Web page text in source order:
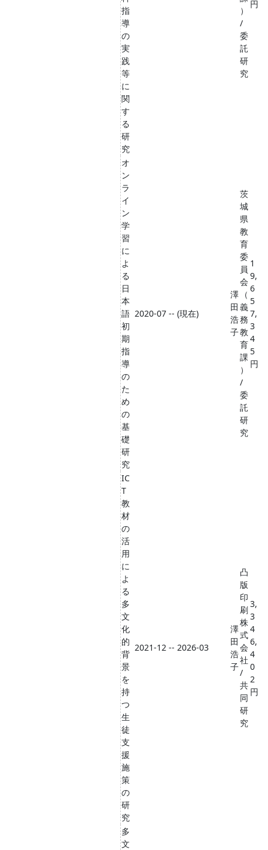
指
導
の
実
践
等
に
関
す
る
研
究
）
/
委
託
研
究
円
オ
ン
ラ
イ
ン
学
習
に
よ
る
日
本
語
初
期
指
導
の
た
め
の
基
礎
研
究
2020-07 -- (現在)
澤
田
浩
子
茨
城
県
教
育
委
員
会
（
義
務
教
育
課
）
/
委
託
研
究
1
9,
6
5
7,
3
4
5
円
IC
T
教
材
の
活
用
に
よ
る
多
文
化
的
背
景
を
持
つ
生
徒
支
援
施
策
の
研
究
2021-12 -- 2026-03
澤
田
浩
子
凸
版
印
刷
株
式
会
社
/
共
同
研
究
3,
3
4
6,
4
0
2
円
多
文